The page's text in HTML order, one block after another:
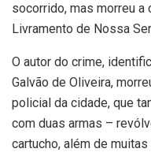
socorrido, mas morreu
Livramento de Nossa
O autor do crime,
Galvão de Oliveira,
policial da cidade, que
com duas armas –
cartucho, além de